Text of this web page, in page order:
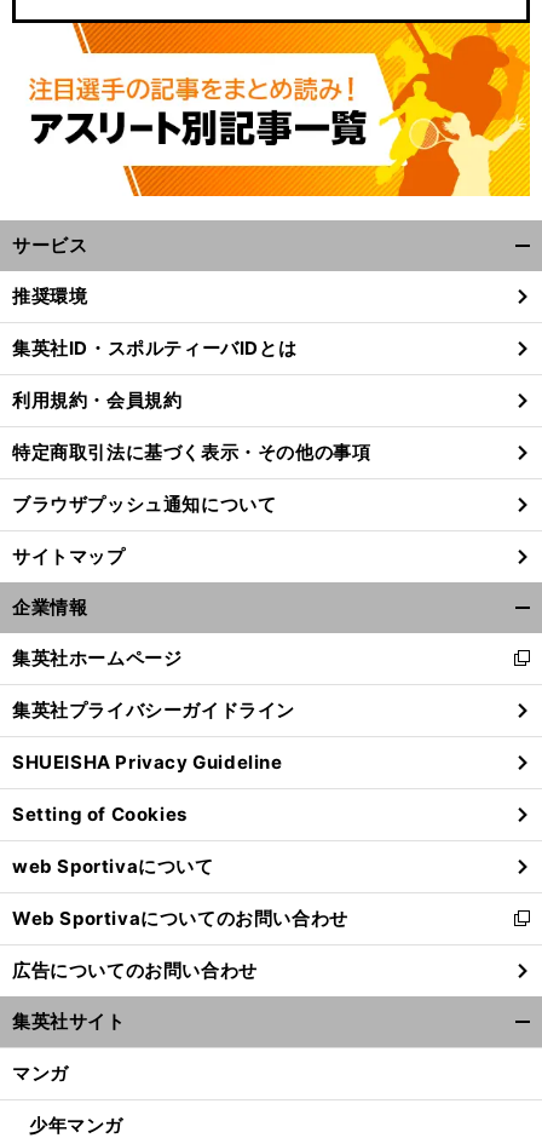
サービス
閉
る
推奨環境
集英社ID・スポルティーバIDとは
利用規約・会員規約
特定商取引法に基づく表示・その他の事項
ブラウザプッシュ通知について
サイトマップ
企業情報
閉
る
集英社ホームページ
新
し
い
ウ
ィ
ン
ド
ウ
で
開
く
集英社プライバシーガイドライン
SHUEISHA Privacy Guideline
Setting of Cookies
web Sportivaについて
Web Sportivaについてのお問い合わせ
新
し
い
ウ
ィ
ン
ウ
広告についてのお問い合わせ
集英社サイト
マンガ
少年マンガ